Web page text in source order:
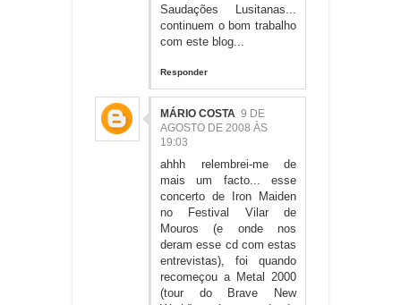
Saudações Lusitanas...
continuem o bom trabalho
com este blog...
Responder
MÁRIO COSTA 9 DE
AGOSTO DE 2008 ÀS
19:03
ahhh relembrei-me de
mais um facto... esse
concerto de Iron Maiden
no Festival Vilar de
Mouros (e onde nos
deram esse cd com estas
entrevistas), foi quando
recomeçou a Metal 2000
(tour do Brave New